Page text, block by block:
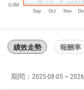
Sep Oct Nov
0.0M
績效走勢 報酬率
期間：2025-08-05 ~